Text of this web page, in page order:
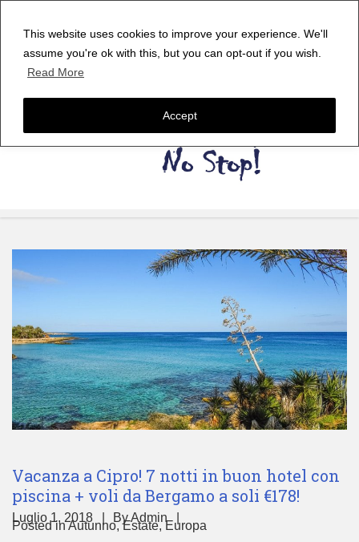
This website uses cookies to improve your experience. We'll
assume you're ok with this, but you can opt-out if you wish.
Read More
Accept
Vacanza a Cipro! 7 notti in buon hotel con
piscina + voli da Bergamo a soli €178!
Luglio 1, 2018 ByAdmin
Posted inAutunno,Estate,Europa